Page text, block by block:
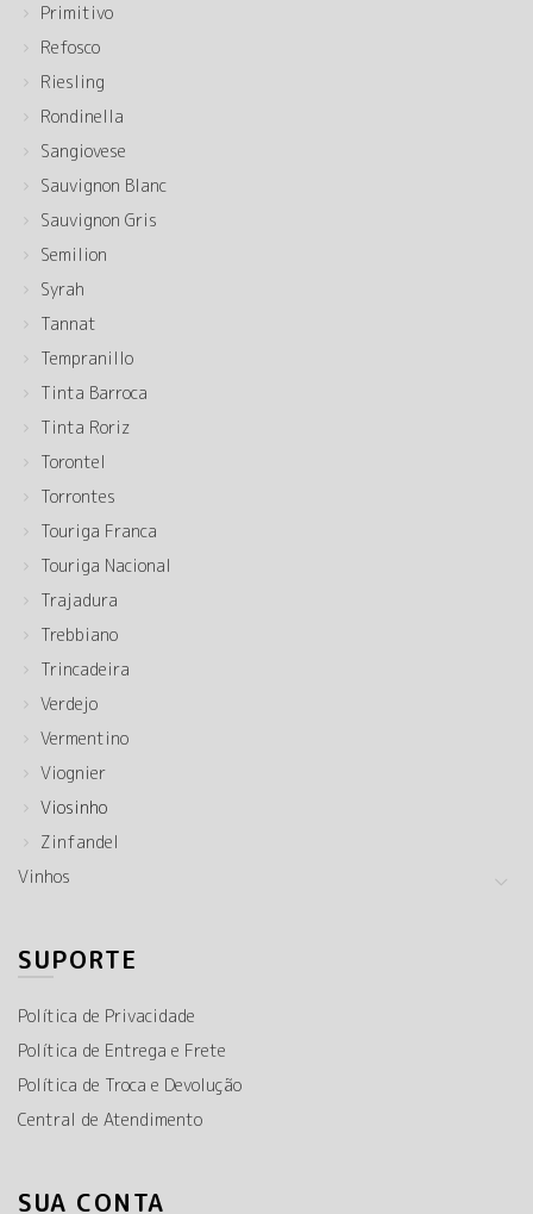
Primitivo
Refosco
Riesling
Rondinella
Sangiovese
Sauvignon Blanc
Sauvignon Gris
Semilion
Syrah
Tannat
Tempranillo
Tinta Barroca
Tinta Roriz
Torontel
Torrontes
Touriga Franca
Touriga Nacional
Trajadura
Trebbiano
Trincadeira
Verdejo
Vermentino
Viognier
Viosinho
Zinfandel
Vinhos
SUPORTE
Política de Privacidade
Política de Entrega e Frete
Política de Troca e Devolução
Central de Atendimento
SUA CONTA